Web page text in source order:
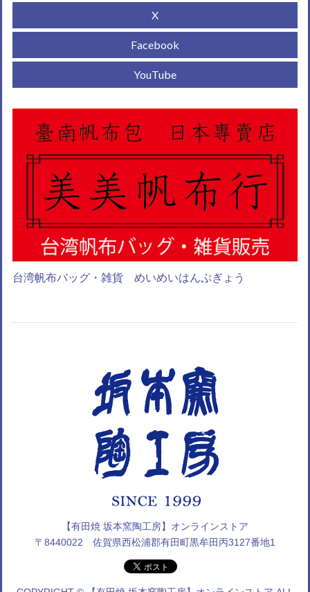
X
Facebook
YouTube
台湾帆布バッグ・雑貨 めいめいはんぷぎょう
【有田焼 坂本窯陶工房】オンラインストア
〒8440022 佐賀県西松浦郡有田町黒牟田丙3127番地1